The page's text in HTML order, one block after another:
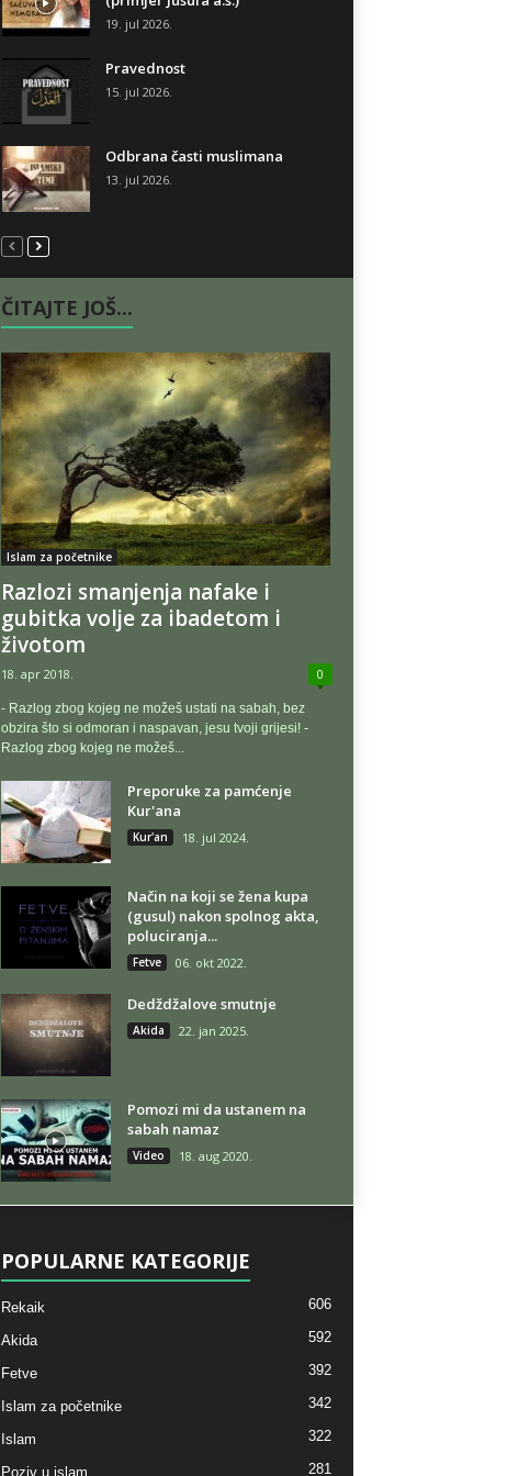
19. jul 2026.
Pravednost
15. jul 2026.
Odbrana časti muslimana
13. jul 2026.
ČITAJTE JOŠ...
Islam za početnike
Razlozi smanjenja nafake i
gubitka volje za ibadetom i
životom
18. apr 2018. 0
- Razlog zbog kojeg ne možeš ustati na sabah, bez
obzira što si odmoran i naspavan, jesu tvoji grijesi! -
Razlog zbog kojeg ne možeš...
Preporuke za pamćenje
Kur'ana
Kur'an 18. jul 2024.
Način na koji se žena kupa
(gusul) nakon spolnog akta,
poluciranja...
Fetve 06. okt 2022.
Dedždžalove smutnje
Akida 22. jan 2025.
Pomozi mi da ustanem na
sabah namaz
Video 18. aug 2020.
POPULARNE KATEGORIJE
Rekaik 606
Akida 592
Fetve 392
Islam za početnike 342
Islam 322
Poziv u islam 281